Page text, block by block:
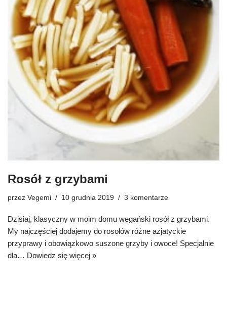
Rosół z grzybami
przez Vegemi 10 grudnia 2019 3 komentarze
Dzisiaj, klasyczny w moim domu wegański rosół z grzybami.
My najczęściej dodajemy do rosołów różne azjatyckie
przyprawy i obowiązkowo suszone grzyby i owoce! Specjalnie
dla… Dowiedz się więcej »